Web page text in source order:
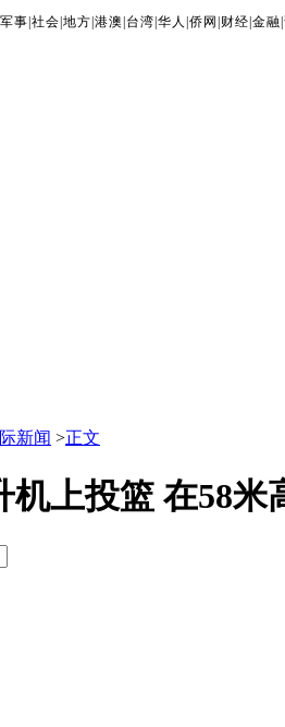
|军事 |社会 |地方 |港澳 台湾 |华人 |侨网 财经 |金融 |
新闻 >正文
机上投篮 在58米